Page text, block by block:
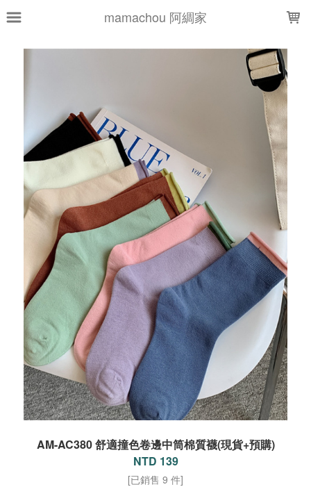
mamachou 阿綢家
AM-AC380 舒適撞色卷邊中筒棉質襪(現貨+預購)
NTD 139
[已銷售 9 件]